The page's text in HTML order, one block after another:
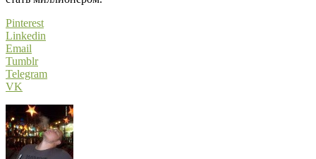
Pinterest
Linkedin
Email
Tumblr
Telegram
VK